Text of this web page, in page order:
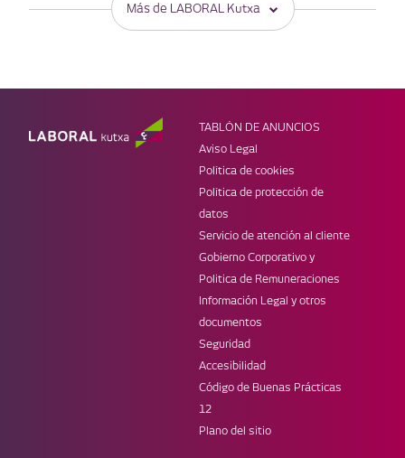
Más de LABORAL Kutxa
Ahorro e inversión
Seguros
Empresas
Jóvenes
WEBS DE LK
Web corporativa
Prensa
Trabaja en LABORAL Kutxa
TABLÓN DE ANUNCIOS
Aviso Legal
Política de cookies
Política de protección de
datos
Servicio de atención al cliente
Gobierno Corporativo y
Politica de Remuneraciones
Información Legal y otros
documentos
Seguridad
Accesibilidad
Código de Buenas Prácticas
12
Plano del sitio